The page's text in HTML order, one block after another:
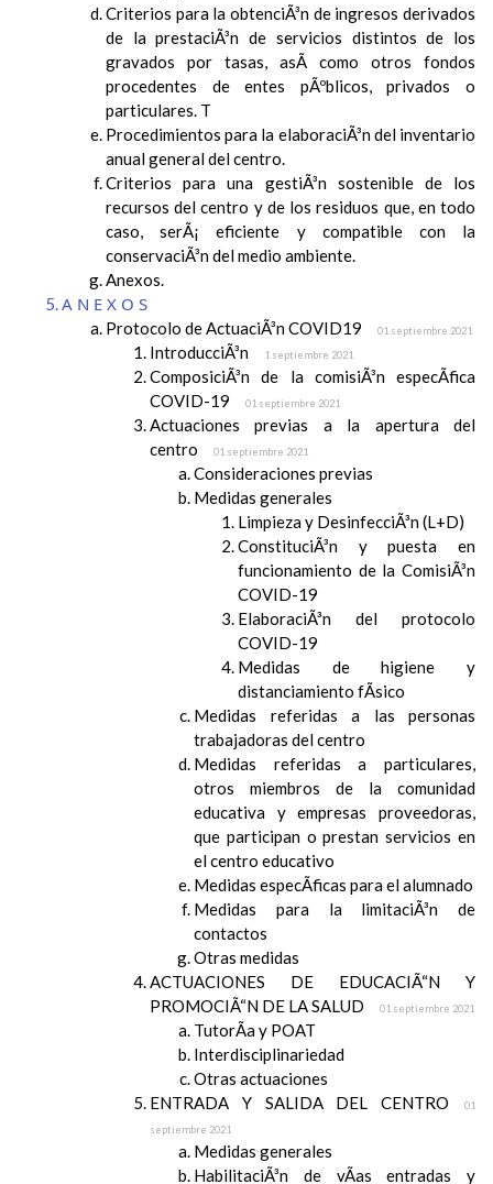
Criterios para la obtenciÃ³n de ingresos derivados
de la prestaciÃ³n de servicios distintos de los
gravados por tasas, asÃ­ como otros fondos
procedentes de entes pÃºblicos, privados o
particulares. T
Procedimientos para la elaboraciÃ³n del inventario
anual general del centro.
Criterios para una gestiÃ³n sostenible de los
recursos del centro y de los residuos que, en todo
caso, serÃ¡ eficiente y compatible con la
conservaciÃ³n del medio ambiente.
Anexos.
ANEXOS
Protocolo de ActuaciÃ³n COVID19 01 septiembre 2021
IntroducciÃ³n 1 septiembre 2021
ComposiciÃ³n de la comisiÃ³n especÃ­fica
COVID-19
01 septiembre 2021
Actuaciones previas a la apertura del
centro
01 septiembre 2021
Consideraciones previas
Medidas generales
Limpieza y DesinfecciÃ³n (L+D)
ConstituciÃ³n y puesta en
funcionamiento de la ComisiÃ³n
COVID-19
ElaboraciÃ³n del protocolo
COVID-19
Medidas de higiene y
distanciamiento fÃ­sico
Medidas referidas a las personas
trabajadoras del centro
Medidas referidas a particulares,
otros miembros de la comunidad
educativa y empresas proveedoras,
que participan o prestan servicios en
el centro educativo
Medidas especÃ­ficas para el alumnado
Medidas para la limitaciÃ³n de
contactos
Otras medidas
ACTUACIONES DE EDUCACIÃ“N Y
PROMOCIÃ“N DE LA SALUD
01 septiembre 2021
TutorÃ­a y POAT
Interdisciplinariedad
Otras actuaciones
ENTRADA Y SALIDA DEL CENTRO
01
septiembre 2021
Medidas generales
HabilitaciÃ³n de vÃ­as entradas y